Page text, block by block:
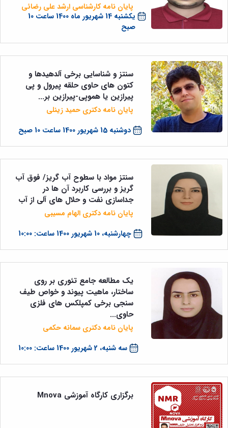
یکشنبه 14 شهریور ماه 1400 ساعت 10
صبح
پایان نامه کارشناسی ارشد علی رضائی
دوشنبه 15 شهریور 1400 ساعت 10 صبح
سنتز و شناسایی برخی آلدهیدها و
کتون های حاوی حلقه پیرول و پی
پیرازین یا هموپی-پیرازین بر...
پایان نامه دکتری حمید زینلی
چهارشنبه، 10 شهریور 1400 ساعت: 10:00
سنتز مواد با سطوح آب گریز/ فوق آب
گریز و بررسی کاربرد آن ها در
جداسازی نفت و حلال های آلی از آب
پایان نامه دکتری الهام مسیبی
سه شنبه، 2 شهریور 1400 ساعت: 10:00
یک مطالعه جامع تئوری بر روی
ساختار، ماهیت پیوند و خواص طیف
سنجی برخی کمپلکس های فلزی
حاوی...
پایان نامه دکتری سمانه حکمی
برگزاری کارگاه آموزشی Mnova